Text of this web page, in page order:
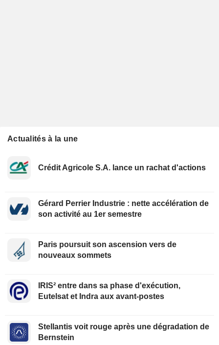
Actualités à la une
Crédit Agricole S.A. lance un rachat d'actions
Gérard Perrier Industrie : nette accélération de
son activité au 1er semestre
Paris poursuit son ascension vers de
nouveaux sommets
IRIS² entre dans sa phase d'exécution,
Eutelsat et Indra aux avant-postes
Stellantis voit rouge après une dégradation de
Bernstein